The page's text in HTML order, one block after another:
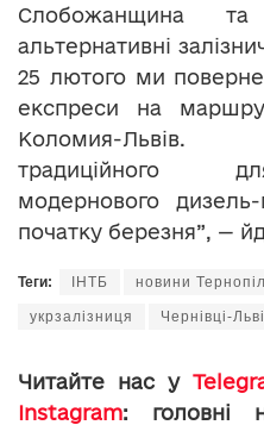
Слобожанщина
альтернативні
25 лютого ми
експреси на
Коломия-
традиційного
модернового дизель-
початку березня”, —
Теги: ІНТБ новини
укрзалізниця Чернівці-
Читайте нас у
Instagram: головні